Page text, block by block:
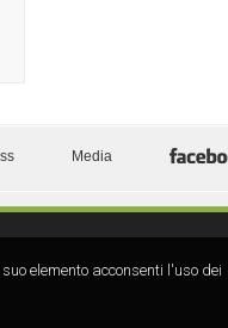
Media
elemento acconsenti l′uso dei